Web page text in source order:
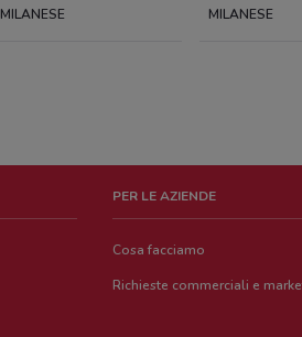
MILANESE
MILANESE
PER LE AZIENDE
Cosa facciamo
Richieste commerciali e